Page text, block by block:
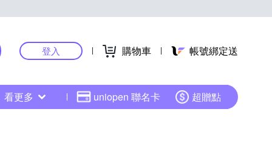
登入 購物車 帳號綁定送
看更多 uniopen 聯名卡 超贈點